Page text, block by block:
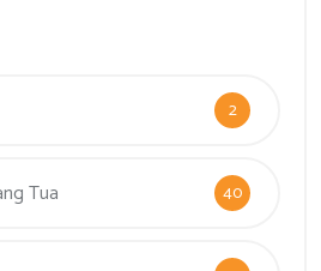
2
Tua 40